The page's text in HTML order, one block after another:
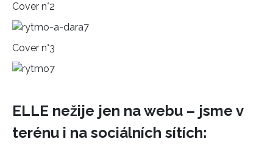
Cover n°2
Cover n°3
ELLE nežije jen na webu – jsme v
terénu i na sociálních sítích: